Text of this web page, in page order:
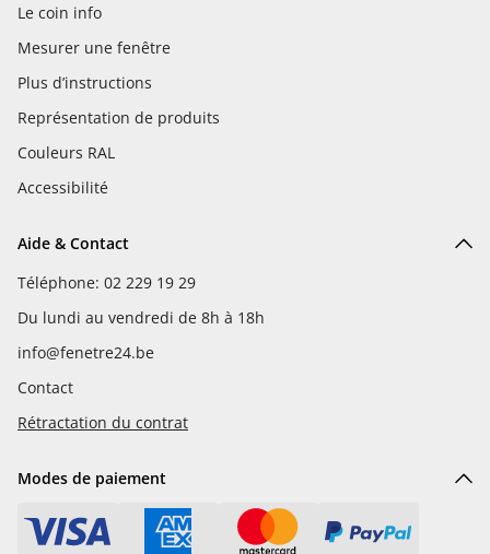
Le coin info
Mesurer une fenêtre
Plus d’instructions
Représentation de produits
Couleurs RAL
Accessibilité
Aide & Contact
Téléphone: 02 229 19 29
Du lundi au vendredi de 8h à 18h
info@fenetre24.be
Contact
Rétractation du contrat
Modes de paiement